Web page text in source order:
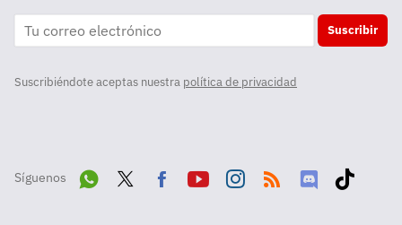
Suscribir
Suscribiéndote aceptas nuestra política de privacidad
Síguenos